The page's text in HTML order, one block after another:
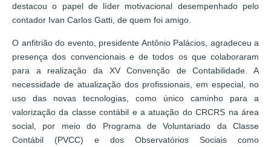
destacou o papel de líder motivacional desempenhado pelo
contador Ivan Carlos Gatti, de quem foi amigo.
O anfitrião do evento, presidente Antônio Palácios, agradeceu a
presença dos convencionais e de todos os que colaboraram
para a realização da XV Convenção de Contabilidade. A
necessidade de atualização dos profissionais, em especial, no
uso das novas tecnologias, como único caminho para a
valorização da classe contábil e a atuação do CRCRS na área
social, por meio do Programa de Voluntariado da Classe
Contábil (PVCC) e dos Observatórios Sociais como